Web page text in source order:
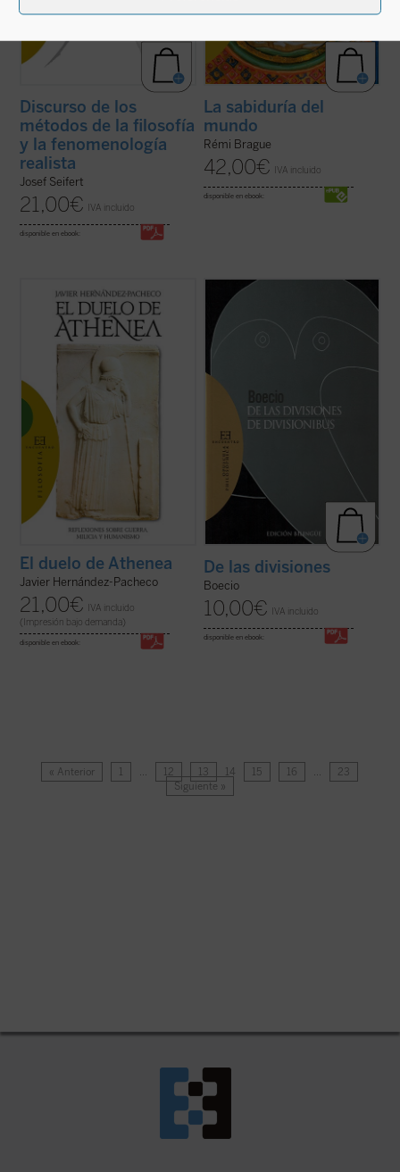
Discurso de los
métodos de la filosofía
y la fenomenología
realista
Josef Seifert
21,00€ IVA incluido
disponible en ebook:
La sabiduría del
mundo
Rémi Brague
42,00€ IVA incluido
disponible en ebook:
El pacifismo se ha convertido en un
postulado de nuestra autoconciencia
moral. Con grave daño para esa
autoconciencia, pues en la indiferencia
frente a toda agresión ese pacifismo
socava las bases comunitarias sobre las
que se asienta la libertad ...
El duelo de Athenea
Javier Hernández-Pacheco
21,00€
IVA incluido
(Impresión bajo demanda)
disponible en ebook:
Edición bilingüe.
«Boecio roza en esta obra, como
corresponde a un introductor y a un lógico,
un profundo problema metafísico como es
si las clasificaciones que hacemos para
con una partición ...
De las divisiones
Boecio
10,00€ IVA incluido
disponible en ebook:
« Anterior 1 … 12 13 14 15 16 …
23
Siguiente »